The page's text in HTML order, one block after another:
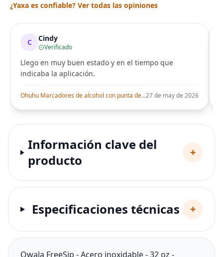
¿Yaxa es confiable? Ver todas las opiniones
C Cindy
Verificado
Llego en muy buen estado y en el tiempo que
indicaba la aplicación.
Ohuhu Marcadores de alcohol con punta de pincel – Juego de marcadores artísticos de doble punta con certificación AP para artistas adultos27 de may de 2026
Información clave del
producto
+
Especificaciones técnicas +
Owala FreeSip - Acero inoxidable - 32 oz -